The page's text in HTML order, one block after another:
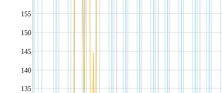
135
140
145
150
155